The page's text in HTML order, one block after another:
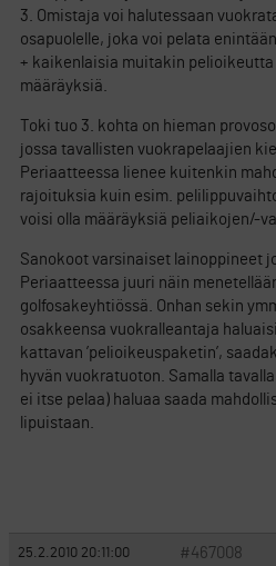
3. Omistaja voi halutessaan
osapuolelle, joka voi pelata
+ kaikenlaisia muitakin
määräyksiä.
Toki tuo 3. kohta on hieman
jossa tavallisten vuokrapelaajien
Periaatteessa lienee kuitenkin
rajoituksia kuin esim.
voisi olla määräyksiä peliaikojen/-
Sanokoot varsinaiset lainoppineet
Periaatteessa juuri näin
golfosakeyhtiössä. Onhan sekin
osakkeensa vuokralleantaja
kattavan ’pelioikeuspaketin’,
hyvän vuokratuoton. Samalla
ei itse pelaa) haluaa saada
lipuistaan.
25.2.2010 20:11:00 #467008